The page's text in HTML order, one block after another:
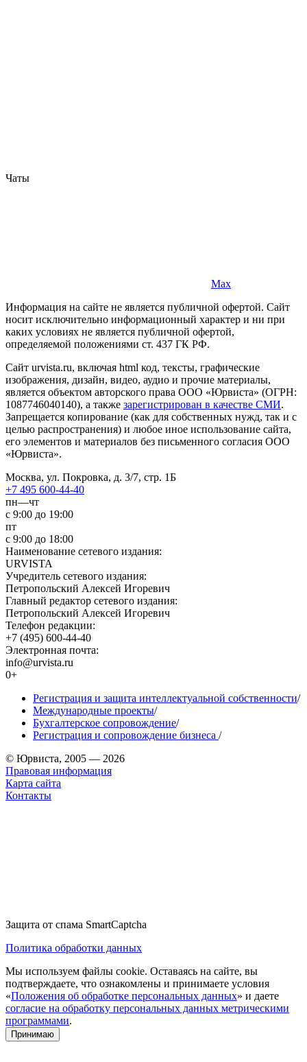
Чаты
Max
Информация на сайте не является публичной офертой. Cайт
носит исключительно информационный характер и ни при
каких условиях не является публичной офертой,
определяемой положениями ст. 437 ГК РФ.
Сайт urvista.ru, включая html код, тексты, графические
изображения, дизайн, видео­, аудио­ и прочие материалы,
является объектом авторского права ООО «Юрвиста» (ОГРН:
1087746040140), а также зарегистрирован в качестве СМИ.
Запрещается копирование (как для собственных нужд, так и с
целью распространения) и любое иное использование сайта,
его элементов и материалов без письменного согласия ООО
«Юрвиста».
Москва, ул. Покровка, д. 3/7, стр. 1Б
+7 495 600-44-40
пн—чт
с 9:00 до 19:00
пт
с 9:00 до 18:00
Наименование сетевого издания:
URVISTA
Учредитель сетевого издания:
Петропольский Алексей Игоревич
Главный редактор сетевого издания:
Петропольский Алексей Игоревич
Телефон редакции:
+7 (495) 600-44-40
Электронная почта:
info@urvista.ru
0+
Регистрация и защита интеллектуальной собственности/
Международные проекты/
Бухгалтерское сопровождение/
Регистрация и сопровождение бизнеса /
© Юрвиста, 2005 — 2026
Правовая информация
Карта сайта
Контакты
Защита от спама SmartCaptcha
Политика обработки данных
Мы используем файлы cookie. Оставаясь на сайте, вы
подтверждаете, что ознакомлены и принимаете условия
«Положения об обработке персональных данных» и даете
согласие на обработку персональных данных метрическими
программами.
Принимаю